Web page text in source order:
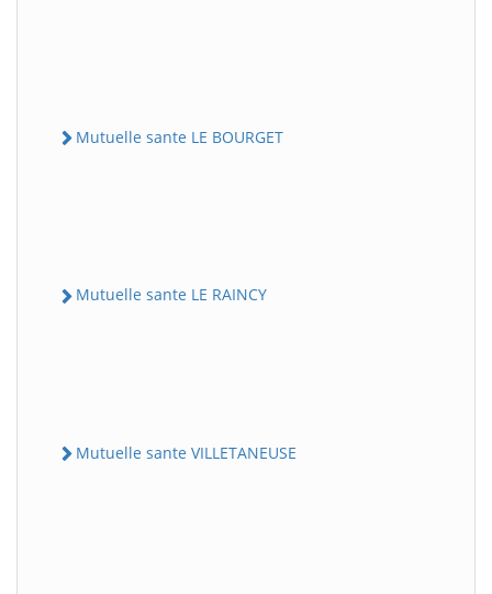
Mutuelle sante LE BOURGET
Mutuelle sante LE RAINCY
Mutuelle sante VILLETANEUSE